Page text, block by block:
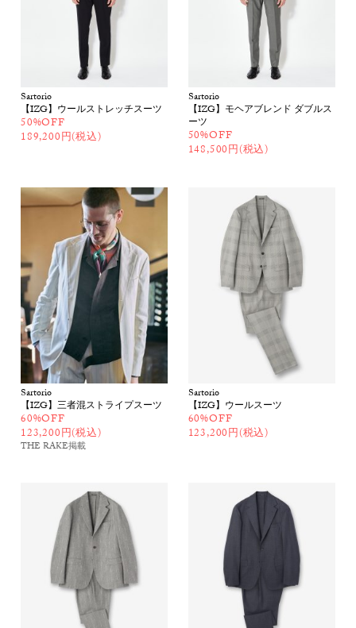
Sartorio
【IZG】ウールストレッチスーツ
50%OFF
189,200円(税込)
Sartorio
【IZG】モヘアブレンド ダブルス
ーツ
50%OFF
148,500円(税込)
Sartorio
【IZG】三者混ストライプスーツ
60%OFF
123,200円(税込)
THE RAKE掲載
Sartorio
【IZG】ウールスーツ
60%OFF
123,200円(税込)